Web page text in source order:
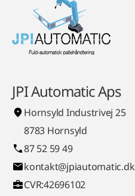
JPI Automatic Aps
Hornsyld Industrivej 25
8783 Hornsyld
87 52 59 49
kontakt@jpiautomatic.dk
CVR:42696102